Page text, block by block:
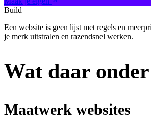
Build
Een website is geen lijst met regels en
je merk uitstralen en razendsnel werken.
Wat daar
Maatwerk websites